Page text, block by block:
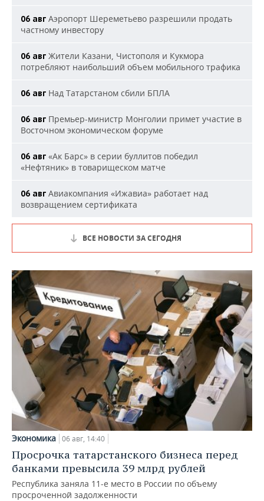
06 авг Аэропорт Шереметьево разрешили продать
частному инвестору
06 авг Жители Казани, Чистополя и Кукмора
потребляют наибольший объем мобильного трафика
06 авг Над Татарстаном сбили БПЛА
06 авг Премьер-министр Монголии примет участие в
Восточном экономическом форуме
06 авг «Ак Барс» в серии буллитов победил
«Нефтяник» в товарищеском матче
06 авг Авиакомпания «Ижавиа» работает над
возвращением сертификата
ВСЕ НОВОСТИ ЗА СЕГОДНЯ
Экономика 06 авг, 14:40
Просрочка татарстанского бизнеса перед
банками превысила 39 млрд рублей
Республика заняла 11-е место в России по объему
просроченной задолженности